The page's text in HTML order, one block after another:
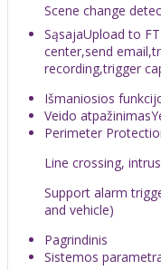
Scene change
SąsajaUpload to
center,send
recording,trigger
Išmaniosios
Veido atpažinimas
Perimeter
Line crossing,
Support alarm
and vehicle)
Pagrindinis
Sistemos